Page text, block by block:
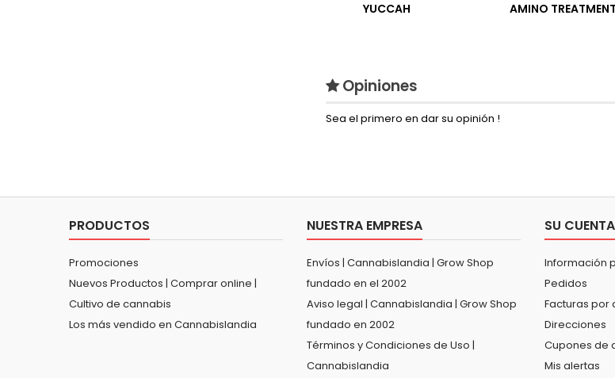
YUCCAH AMINO TREATMENT
Opiniones
Sea el primero en dar su opinión !
PRODUCTOS
Promociones
Nuevos Productos | Comprar online |
Cultivo de cannabis
Los más vendido en Cannabislandia
NUESTRA EMPRESA
Envíos | Cannabislandia | Grow Shop
fundado en el 2002
Aviso legal | Cannabislandia | Grow Shop
fundado en 2002
Términos y Condiciones de Uso |
Cannabislandia
SU CUENTA
Información
Pedidos
Facturas por
Direcciones
Cupones de
Mis alertas